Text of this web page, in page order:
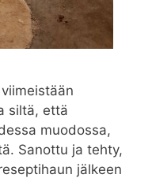
siltä, että
muodossa,
Sanottu ja tehty,
jälkeen